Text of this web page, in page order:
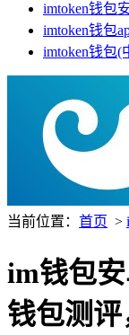
imtoken钱包
imtoken钱包
imtoken钱包(
当前位置： 首页 >
im钱包
钱包测